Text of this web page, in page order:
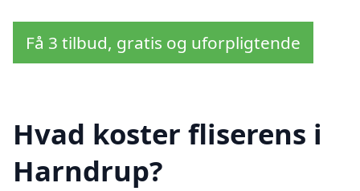
Få 3 tilbud, gratis og uforpligtende
Hvad koster fliserens i
Harndrup?